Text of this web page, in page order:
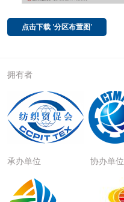
点击下载 '分区布置图'
拥有者
承办单位 协办单位